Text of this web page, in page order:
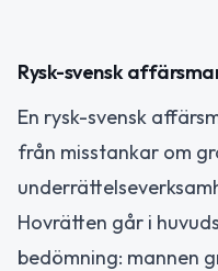
Rysk-svensk
En rysk-svensk
från misstankar om
Hovrätten går i
bedömning: mannen